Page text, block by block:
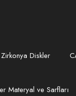
Diskler
Materyal ve Sarfları